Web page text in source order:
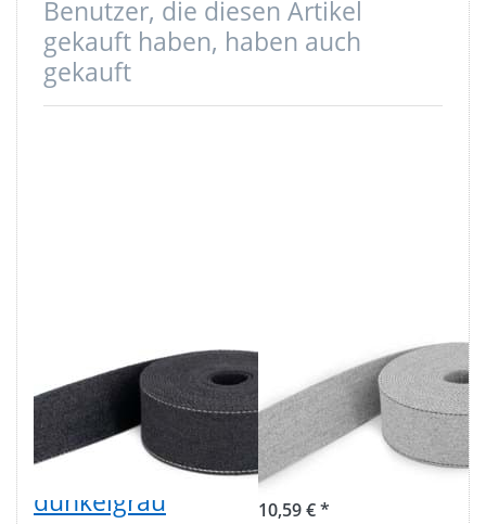
Benutzer, die diesen Artikel
gekauft haben, haben auch
gekauft
5m Gürtelband /
Taschenband -
aus recyceltem
Garn - 39mm
breit -
dunkelgrau
5m Gürtelband /
Taschenband -
aus recyceltem
Garn - 39mm
breit - hellgrau
10,59 € *